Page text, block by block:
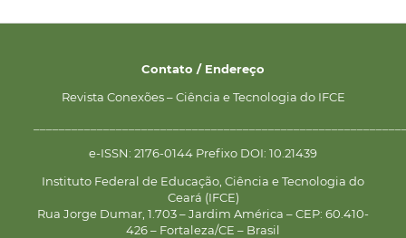
Contato / Endereço
Revista Conexões – Ciência e Tecnologia do IFCE
e-ISSN: 2176-0144 Prefixo DOI: 10.21439
Instituto Federal de Educação, Ciência e Tecnologia do
Ceará (IFCE)
Rua Jorge Dumar, 1.703 – Jardim América – CEP: 60.410-
426 – Fortaleza/CE – Brasil